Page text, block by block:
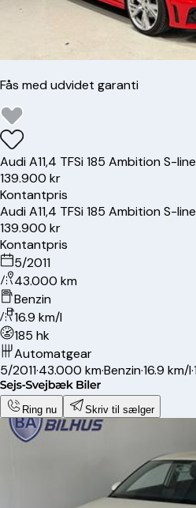
Fås med udvidet garanti
AudiA11,4 TFSi 185 Ambition S-
139.900 kr
Kontantpris
AudiA11,4 TFSi 185 Ambition S-
139.900 kr
Kontantpris
5/2011
43.000 km
Benzin
16.9 km/l
185 hk
Automatgear
5/2011·43.000 km·Benzin·16.9 km/l·
Ring nu Skriv til sælger